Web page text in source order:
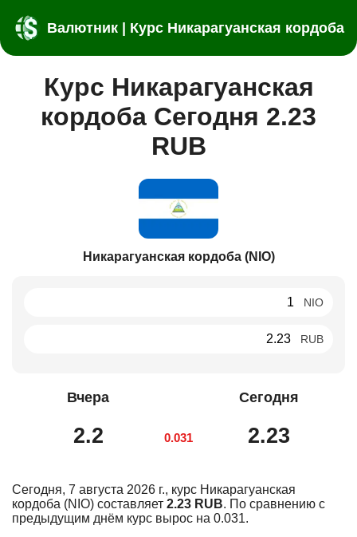
Валютник | Курс Никарагуанская кордоба
Курс Никарагуанская
кордоба Сегодня 2.23
RUB
Никарагуанская кордоба (NIO)
NIO
RUB
Вчера
2.2 0.031
Сегодня
2.23
Сегодня, 7 августа 2026 г., курс Никарагуанская
кордоба (NIO) составляет 2.23 RUB. По сравнению с
предыдущим днём курс вырос на 0.031.